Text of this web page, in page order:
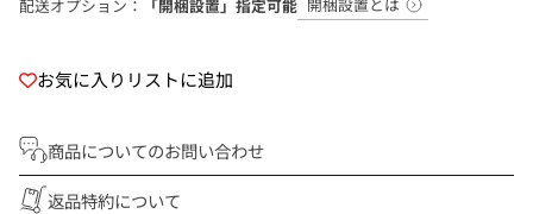
配送オプション： 「開梱設置」指定可能 開梱設置とは
お気に入りリストに追加
商品についてのお問い合わせ
返品特約について